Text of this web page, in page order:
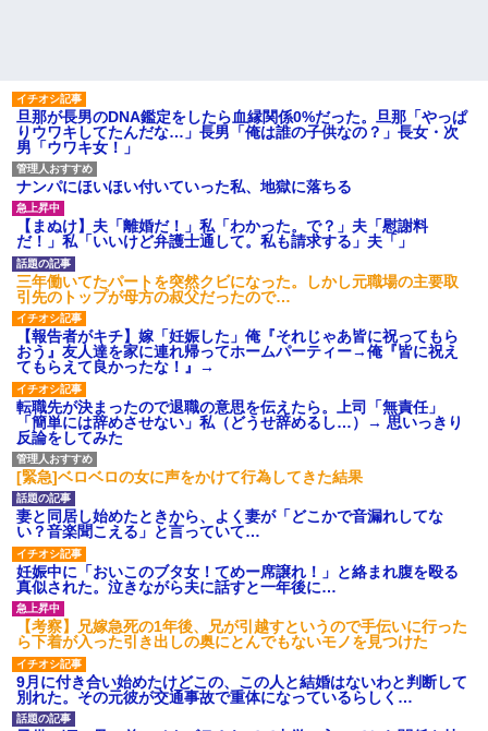
のお茶？」彼「ちっ！」私「」
【GIF】JSのカンチョーワロ
タ
後続車にクラクションを鳴ら
され彼氏が逆切れ。「何クラク
ション鳴らしてんだ！降りてこ
いよ！」と怒鳴りだし...
【衝撃】報酬100万円超の治験
募集がこちらｗｗｗｗｗ(※画像
あり)
【ネット騒然】惨殺されたタ
ワマン頂き女子のこの動画、す
げえええええｗｗｗｗｗｗｗｗ
ｗｗｗ
【愕然】白のクラウン俺氏、
高速道路左車線を制限速度で走
った結果wwwwwwwwwwww
百年の恋12-899 食べた量を
張り合ってくる
【悲報】佐藤輝明・・・２軍
でも盛大にやらかす←あまり悲
しませないでくれ
旦那が長男のDNA鑑定をしたら血縁関係0%だった。旦那「やっぱ
りウワキしてたんだな…」長男「俺は誰の子供なの？」長女・次
男「ウワキ女！」
ナンパにほいほい付いていった私、地獄に落ちる
【まぬけ】夫「離婚だ！」私「わかった。で？」夫「慰謝料
だ！」私「いいけど弁護士通して。私も請求する」夫「」
三年働いてたパートを突然クビになった。しかし元職場の主要取
引先のトップが母方の叔父だったので…
【報告者がキチ】嫁「妊娠した」俺『それじゃあ皆に祝ってもら
おう』友人達を家に連れ帰ってホームパーティー→俺『皆に祝え
てもらえて良かったな！』→
転職先が決まったので退職の意思を伝えたら。上司「無責任」
「簡単には辞めさせない」私（どうせ辞めるし…）→ 思いっきり
反論をしてみた
[緊急]ベロベロの女に声をかけて行為してきた結果
妻と同居し始めたときから、よく妻が「どこかで音漏れしてな
い？音楽聞こえる」と言っていて…
妊娠中に「おいこのブタ女！てめー席譲れ！」と絡まれ腹を殴る
真似された。泣きながら夫に話すと一年後に…
【考察】兄嫁急死の1年後、兄が引越すというので手伝いに行った
ら下着が入った引き出しの奥にとんでもないモノを見つけた
9月に付き合い始めたけどこの、この人と結婚はないわと判断して
別れた。その元彼が交通事故で重体になっているらしく…